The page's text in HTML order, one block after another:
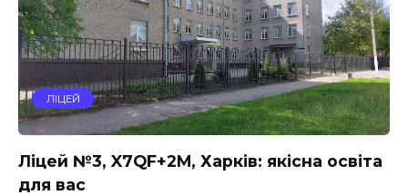
ЛІЦЕЙ
Ліцей №3, X7QF+2M, Харків: якісна освіта
для вас